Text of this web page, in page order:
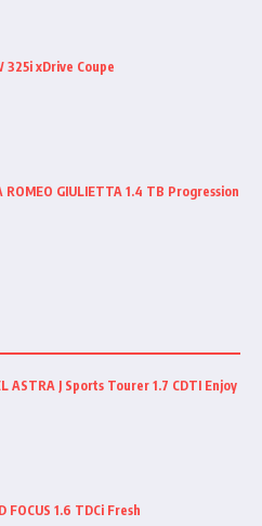
325i xDrive Coupe
ROMEO GIULIETTA 1.4 TB Progression
ASTRA J Sports Tourer 1.7 CDTI Enjoy
FOCUS 1.6 TDCi Fresh